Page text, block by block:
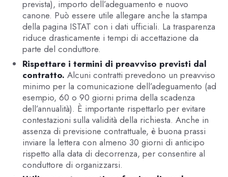
prevista), importo dell’adeguamento e nuovo
canone. Può essere utile allegare anche la stampa
della pagina ISTAT con i dati ufficiali. La trasparenza
riduce drasticamente i tempi di accettazione da
parte del conduttore.
Rispettare i termini di preavviso previsti dal
contratto. Alcuni contratti prevedono un preavviso
minimo per la comunicazione dell’adeguamento (ad
esempio, 60 o 90 giorni prima della scadenza
dell’annualità). È importante rispettarlo per evitare
contestazioni sulla validità della richiesta. Anche in
assenza di previsione contrattuale, è buona prassi
inviare la lettera con almeno 30 giorni di anticipo
rispetto alla data di decorrenza, per consentire al
conduttore di organizzarsi.